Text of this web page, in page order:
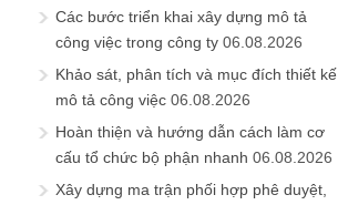
Các bước triển khai xây dựng mô tả
công việc trong công ty 06.08.2026
Khảo sát, phân tích và mục đích thiết kế
mô tả công việc 06.08.2026
Hoàn thiện và hướng dẫn cách làm cơ
cấu tổ chức bộ phận nhanh 06.08.2026
Xây dựng ma trận phối hợp phê duyệt,